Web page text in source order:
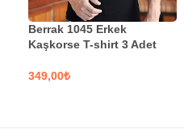
Berrak 1045 Erkek
Kaşkorse T-shirt 3 Adet
₺